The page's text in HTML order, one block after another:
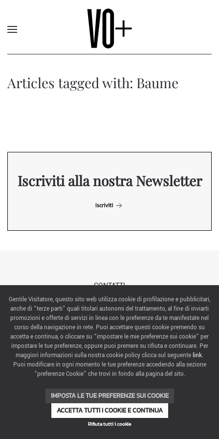
Articles tagged with: Baume
Iscriviti alla nostra Newsletter
Iscriviti
CONTATTI
ABOUT US
ITALIAN EXHIBITION GROUP SpA All rights reserved
Via Emilia 155, 47921 Rimini,
CF/PI 00139440408, Registro Imprese: Rimini P.I e n. Reg. Imprese 00139440408, Capitale Sociale
52.214.897 i.v.
Gentile Visitatore, questo sito web utilizza cookie di profilazione e pubblicitari,
anche di “terze parti” quali titolari autonomi del trattamento, al fine di inviarti
promozioni e offerte di servizi in linea con le preferenze da te manifestate nel
corso della navigazione in rete. Puoi accettare questi cookie premendo su
accetta e continua, o cliccare su “impostare le mie preferenze sui cookie” per
impostare le tue preferenze, oppure puoi premere su rifiuta e continuare. Per
maggiori informazioni sulla nostra cookie policy clicca sul seguente link.
Puoi modificare in ogni momento le tue preferenze accedendo alla sezione
“preferenze Cookie” che trovi in fondo alla pagina del sito.
IMPOSTA LE TUE PREFERENZE SUI COOKIE
ACCETTA TUTTI I COOKIE E CONTINUA
Rifiuta tutti i cookie